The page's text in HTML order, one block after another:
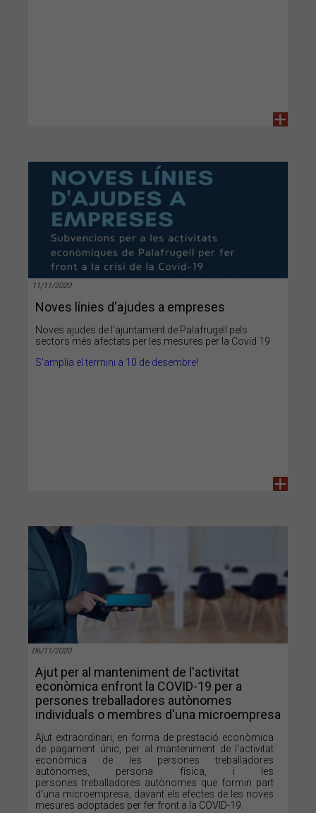
+
11/11/2020
Noves línies d'ajudes a empreses
Noves ajudes de l'ajuntament de Palafrugell pels
sectors més afectats per les mesures per la Covid 19
S'amplia el termini a 10 de desembre!
+
06/11/2020
Ajut per al manteniment de l'activitat
econòmica enfront la COVID-19 per a
persones treballadores autònomes
individuals o membres d'una microempresa
Ajut extraordinari, en forma de prestació econòmica
de pagament únic, per al manteniment de l'activitat
econòmica de les persones treballadores
autònomes, persona física, i les
persones treballadores autònomes que formin part
d'una microempresa, davant els efectes de les noves
mesures adoptades per fer front a la COVID-19.